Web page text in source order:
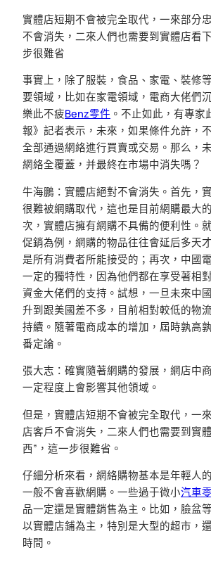
實體店短期不會被完全取代，一來部分
不會消失，二來人們也需要到實體店看
步很難省
事實上，除了服裝，食品、家電、裝修
要領域，比如在家電領域，電商大佬們
樂此不疲Benz零件 。不止如此，有專家
報》記者表示，未來，如果條件允許，
全部通過網絡進行買賣或交易。那么，
網絡全覆蓋，并最終在市場中消失嗎？
牛海鵬：實體店絕對不會消失。首先，
很難被網購取代，這也是目前網購最大
次，實體店擁有網購不具備的便利性。
促銷為例，網購的物品往往會延后多天
是所有消費者所能接受的；再次，中國
一定的獨特性，因為他們都在享受著相
資金大佬們的支持。試想，一旦未來中
升到跟美國差不多，目前相對較低的物
持續。隨著電商成本的增加，屆時孰高
番定論。
張大志：確實隨著網購的發展，網店中
一定程度上會影響其他領域。
但是，實體店短期不會被完全取代，一
店客戶不會消失，二來人們也需要到實
西”，這一步很難省。
仔細分析來看，網絡購物基本是年輕人
一般不會喜歡網購。一些過于微小汽車
品一定還是實體銷售為主。比如，臉盆
以實體店鋪為主，特別是大型的超市，
時間。